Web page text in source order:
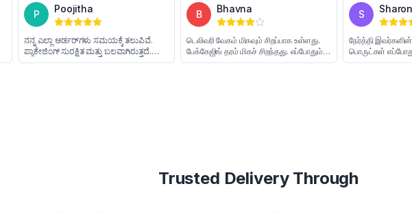
Ramya
ಕಂಪನಿ ಯಾವಾಗಲೂ ಸಮಯಕ್ಕೆ
ತಲುಪಿಸುತ್ತದೆ.
ಭದ್ರವಾಗಿದೆ ಮತ್ತು ವಸ್ತುಗಳು
Poojitha
ನನ್ನ ಎಲ್ಲಾ ಆರ್ಡರ್‌ಗಳು ಸಮಯಕ್ಕೆ ತಲುಪಿವೆ.
ಪ್ಯಾಕೇಜಿಂಗ್ ಸುರಕ್ಷಿತ ಮತ್ತು ಬಲವಾಗಿರುತ್ತದೆ.
ಟ್ರ್ಯಾಕಿಂಗ್ ಮಾಹಿತಿ ನಿಯಮಿತವಾಗಿ ಸಿಗುತ್ತದೆ.
Bhavna
டெலிவரி வேகம் மிகவும் சிறப்பாக
பேக்கேஜிங் தரம் மிகச் சிறந்தது.
நேரத்தில் வந்து சேர்கிறது. சேவை
Trusted Delivery Through